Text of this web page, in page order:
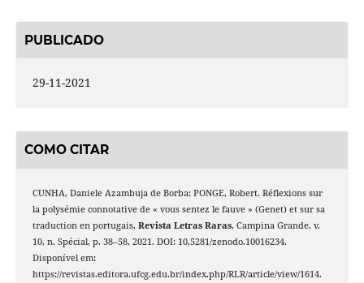
PUBLICADO
29-11-2021
COMO CITAR
CUNHA, Daniele Azambuja de Borba; PONGE, Robert. Réflexions sur
la polysémie connotative de « vous sentez le fauve » (Genet) et sur sa
traduction en portugais. Revista Letras Raras, Campina Grande, v.
10, n. Spécial, p. 38–58, 2021. DOI: 10.5281/zenodo.10016234.
Disponível em:
https://revistas.editora.ufcg.edu.br/index.php/RLR/article/view/1614.